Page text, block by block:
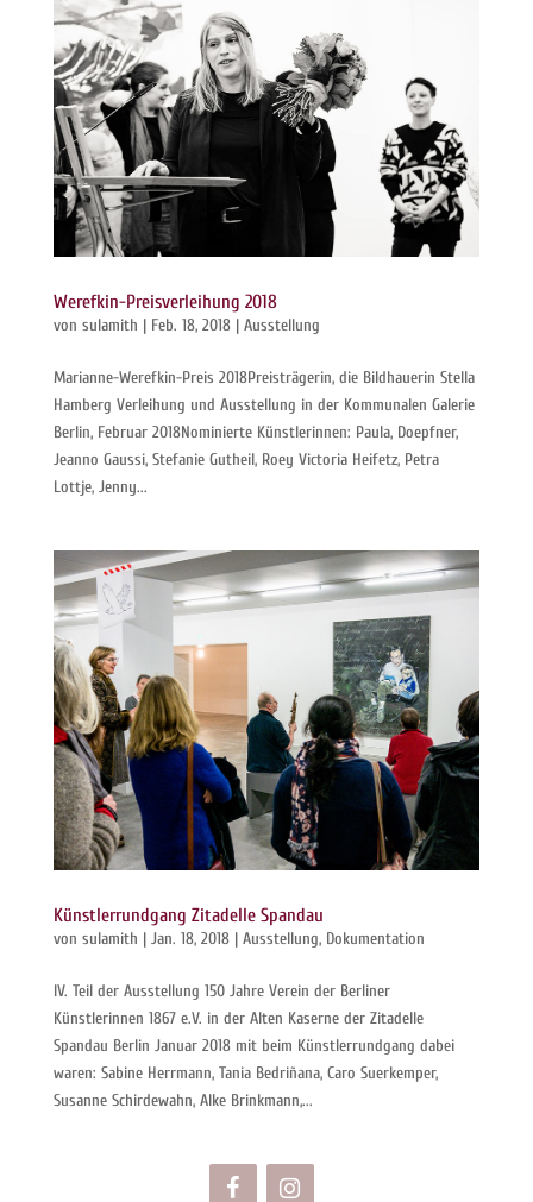
Werefkin-Preisverleihung 2018
von sulamith | Feb. 18, 2018| Ausstellung
Marianne-Werefkin-Preis 2018Preisträgerin, die Bildhauerin Stella
Hamberg Verleihung und Ausstellung in der Kommunalen Galerie
Berlin, Februar 2018Nominierte Künstlerinnen: Paula, Doepfner,
Jeanno Gaussi, Stefanie Gutheil, Roey Victoria Heifetz, Petra
Lottje, Jenny...
Künstlerrundgang Zitadelle Spandau
von sulamith | Jan. 18, 2018| Ausstellung, Dokumentation
IV. Teil der Ausstellung 150 Jahre Verein der Berliner
Künstlerinnen 1867 e.V. in der Alten Kaserne der Zitadelle
Spandau Berlin Januar 2018 mit beim Künstlerrundgang dabei
waren: Sabine Herrmann, Tania Bedriñana, Caro Suerkemper,
Susanne Schirdewahn, Alke Brinkmann,...